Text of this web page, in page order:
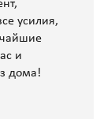
усилия,
и
дома!